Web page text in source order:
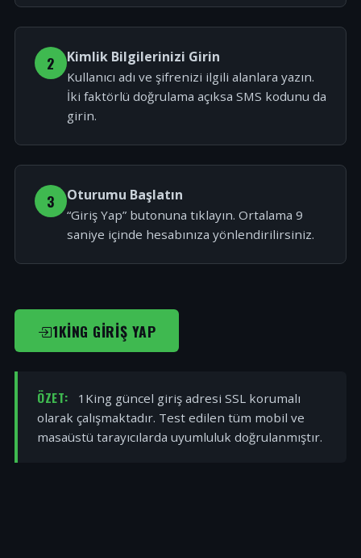
2 Kimlik Bilgilerinizi Girin
Kullanıcı adı ve şifrenizi ilgili alanlara yazın.
İki faktörlü doğrulama açıksa SMS kodunu da
girin.
3 Oturumu Başlatın
“Giriş Yap” butonuna tıklayın. Ortalama 9
saniye içinde hesabınıza yönlendirilirsiniz.
1KING GIRIŞ YAP
ÖZET:
1King güncel giriş adresi SSL korumalı
olarak çalışmaktadır. Test edilen tüm mobil ve
masaüstü tarayıcılarda uyumluluk doğrulanmıştır.